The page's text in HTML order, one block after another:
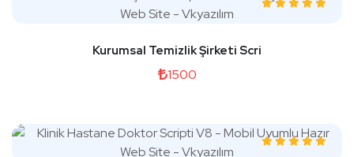
Kurumsal Temizlik Şirketi Scri
1500